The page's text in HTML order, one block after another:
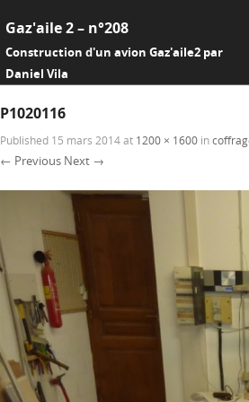
Gaz'aile 2 – n°208
Construction d'un avion Gaz'aile2 par
Daniel Vila
P1020116
Published 15 mars 2014at 1200 × 1600 in
← Previous Next →